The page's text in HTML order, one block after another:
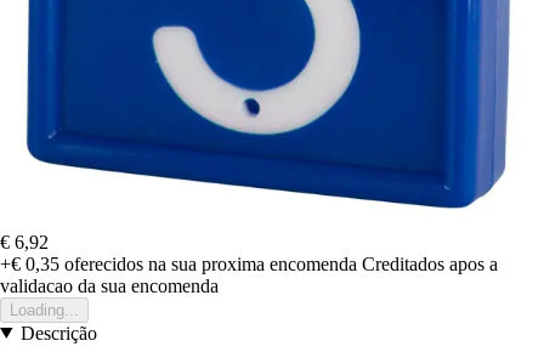
€ 6,92
+€ 0,35 oferecidos na sua proxima encomenda Creditados apos a
validacao da sua encomenda
Loading...
Descrição